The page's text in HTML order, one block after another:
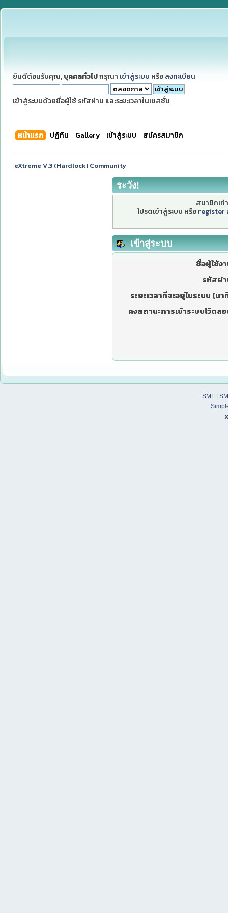
ยินดีต้อนรับคุณ, บุคคลทั่วไปกรุณา เข้าสู่ระบบ หรือ ลงทะเบียน
เข้าสู่ระบบด้วยชื่อผู้ใช้ รหัสผ่าน และระยะเวลาในเซสชั่น
หน้าแรก ปฏิทิน Gallery เข้าสู่ระบบ สมัครสมาชิก
eXtreme V.3 (Hardlock) Community
ระวัง!
สมาชิกเท่
โปรดเข้าสู่ระบบ หรือ register
เข้าสู่ระบบ
ชื่อผู้ใช้ง
รหัสผ่
ระยะเวลาที่จะอยู่ในระบบ (นา
คงสถานะการเข้าระบบไว้ตล
SMF|